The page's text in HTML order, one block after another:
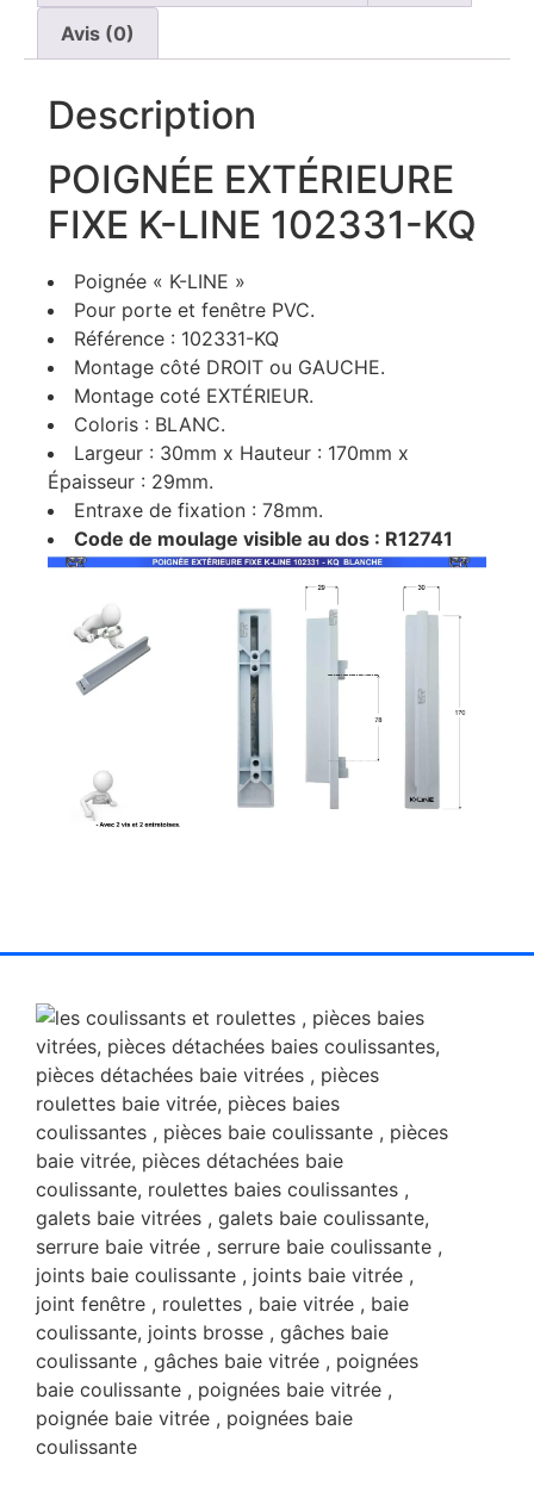
Avis (0)
Description
POIGNÉE EXTÉRIEURE
FIXE K-LINE 102331-KQ
Poignée « K-LINE »
Pour porte et fenêtre PVC.
Référence : 102331-KQ
Montage côté DROIT ou GAUCHE.
Montage coté EXTÉRIEUR.
Coloris : BLANC.
Largeur : 30mm x Hauteur : 170mm x
Épaisseur : 29mm.
Entraxe de fixation : 78mm.
Code de moulage visible au dos : R12741